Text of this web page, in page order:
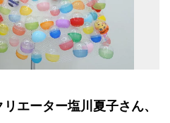
エーター塩川夏子さん、